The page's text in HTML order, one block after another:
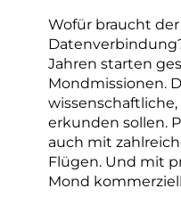
Wofür braucht
Jahren starten
Mondmissionen.
erkunden sollen.
auch mit
Flügen. Und mit
Mond